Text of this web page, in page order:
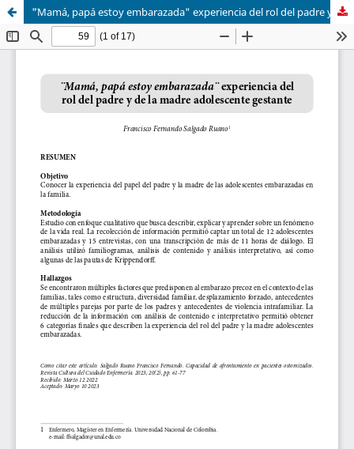
"̈Mamá, papá estoy embarazada" experiencia del rol del padre y de la madre adolescente gestante